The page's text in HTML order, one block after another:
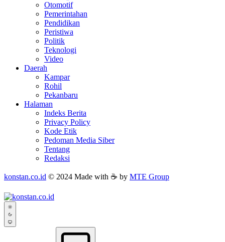
Otomotif
Pemerintahan
Pendidikan
Peristiwa
Politik
Teknologi
Video
Daerah
Kampar
Rohil
Pekanbaru
Halaman
Indeks Berita
Privacy Policy
Kode Etik
Pedoman Media Siber
Tentang
Redaksi
konstan.co.id © 2024 Made with ☕ by MTE Group